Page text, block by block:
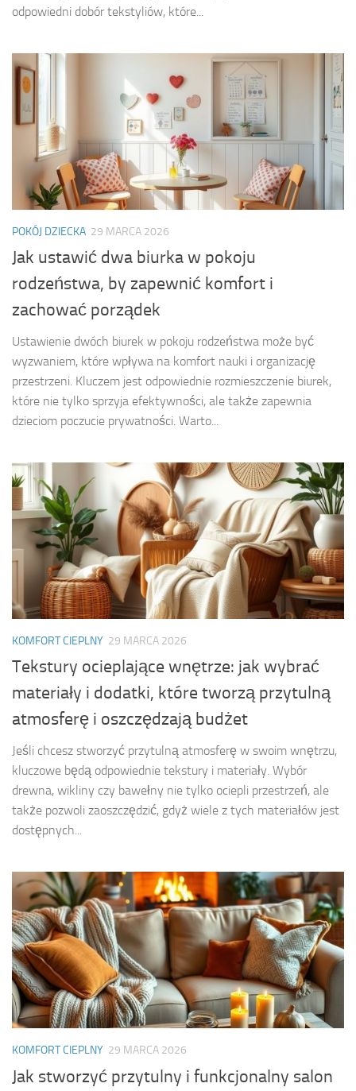
odpowiedni dobór tekstyliów, które...
POKÓJ DZIECKA 29 MARCA 2026
Jak ustawić dwa biurka w pokoju
rodzeństwa, by zapewnić komfort i
zachować porządek
Ustawienie dwóch biurek w pokoju rodzeństwa może być
wyzwaniem, które wpływa na komfort nauki i organizację
przestrzeni. Kluczem jest odpowiednie rozmieszczenie biurek,
które nie tylko sprzyja efektywności, ale także zapewnia
dzieciom poczucie prywatności. Warto...
KOMFORT CIEPLNY 29 MARCA 2026
Tekstury ocieplające wnętrze: jak wybrać
materiały i dodatki, które tworzą przytulną
atmosferę i oszczędzają budżet
Jeśli chcesz stworzyć przytulną atmosferę w swoim wnętrzu,
kluczowe będą odpowiednie tekstury i materiały. Wybór
drewna, wikliny czy bawełny nie tylko ociepli przestrzeń, ale
także pozwoli zaoszczędzić, gdyż wiele z tych materiałów jest
dostępnych...
KOMFORT CIEPLNY 29 MARCA 2026
Jak stworzyć przytulny i funkcjonalny salon